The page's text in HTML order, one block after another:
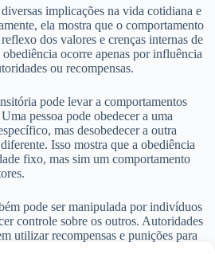
implicações na vida cotidiana e
ela mostra que o comportamento
dos valores e crenças internas de
ocorre apenas por influência
ou recompensas.
pode levar a comportamentos
pessoa pode obedecer a uma
mas desobedecer a outra
Isso mostra que a obediência
fixo, mas sim um comportamento
pode ser manipulada por indivíduos
controle sobre os outros. Autoridades
utilizar recompensas e punições para